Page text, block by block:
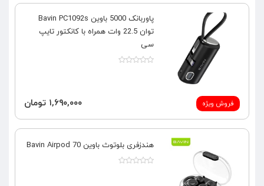
فروش ویژه
پاوربانک 5000 باوین Bavin PC1092s
توان 22.5 وات همراه با کانکتور تایپ
سی
۱,۶۹۰,۰۰۰ تومان
هندزفری بلوتوث باوین Bavin Airpod 70